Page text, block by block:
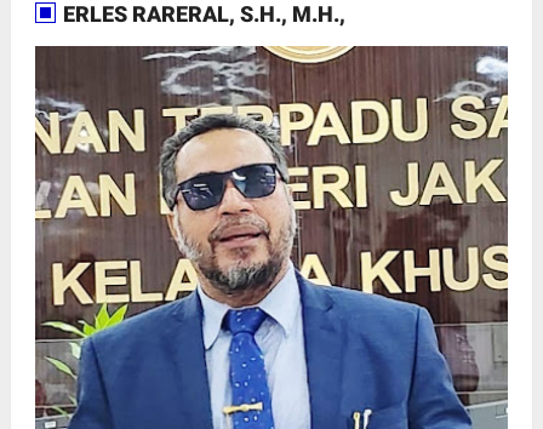
ERLES RARERAL, S.H., M.H.,